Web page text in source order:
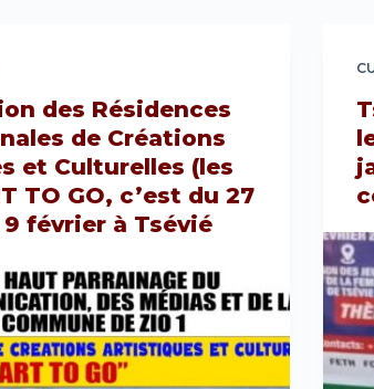
des Résidences
de Créations
et Culturelles (les
TO GO, c’est du 27
février à Tsévié